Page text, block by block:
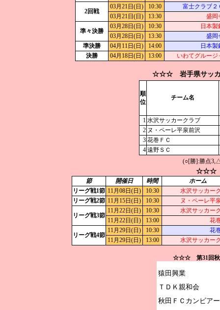
2回戦
03月21日(日) 10:30
富士クラブ２
03月21日(日)
13:30 盛岡
準々決勝
03月28日(日) 10:30
日本製
03月28日(日)
13:30
盛岡
準決勝
04月11日(日) 14:00
日本製
決勝
04月18日(日) 13:00 いわてグルージ
☆☆☆ 岩手県サッ
順
位
チーム名
1 水沢サッカークラブ
2 ヌ・ペーレ平泉前沢
3 花巻ＦＣ
4 遠野ＳＣ
(○[勝]:勝点
☆☆☆
節 開催日 時間
ホーム
リーグ戦1節 11月08日(日) 10:30
水沢サッカー
リーグ戦2節 11月15日(日) 10:30 ヌ・ペーレ平
リーグ戦3節
11月22日(日) 10:30
水沢サッカー
11月22日(日)
13:00 花
リーグ戦4節
11月29日(日) 10:30
花
11月29日(日)
13:00 水沢サッカー
☆☆☆ 第31回秋
猿田興業
ＴＤＫ親和会
秋田ＦＣカンビア